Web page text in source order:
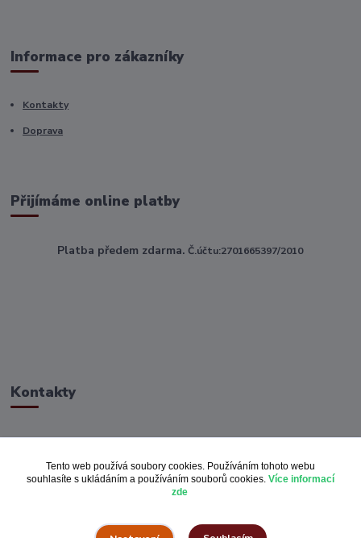
Informace pro zákazníky
Kontakty
Doprava
Přijímáme online platby
Platba předem zdarma. Č.účtu:2701665397/2010
Kontakty
Tento web používá soubory cookies. Používáním tohoto webu
souhlasíte s ukládáním a používáním souborů cookies. Více informací
zde